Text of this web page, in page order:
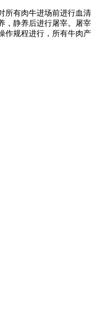
所有肉牛进场前进行血清
，静养后进行屠宰。屠宰
作规程进行，所有牛肉产